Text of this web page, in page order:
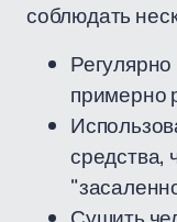
соблюдать
Регулярно
примерно
средства,